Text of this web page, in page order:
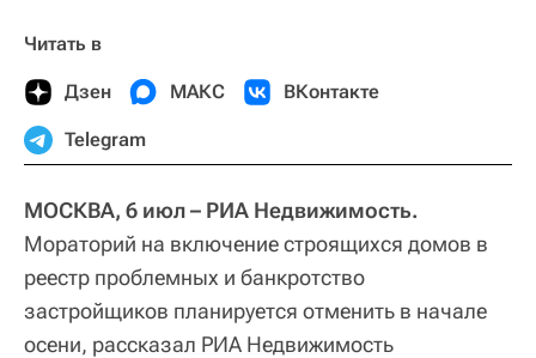
Читать в
Дзен МАКС ВКонтакте
Telegram
МОСКВА, 6 июл – РИА Недвижимость.
Мораторий на включение строящихся домов в
реестр проблемных и банкротство
застройщиков планируется отменить в начале
осени, рассказал РИА Недвижимость